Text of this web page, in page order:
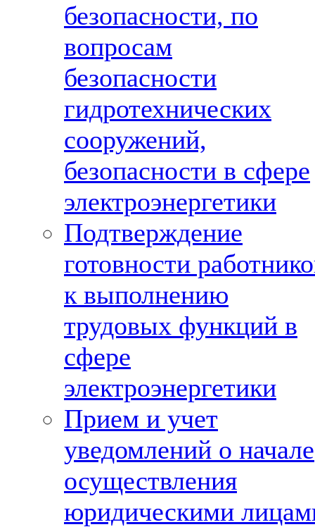
безопасности, по
вопросам
безопасности
гидротехнических
сооружений,
безопасности в сфере
электроэнергетики
Подтверждение
готовности
к выполнению
трудовых функций в
сфере
электроэнергетики
Прием и учет
уведомлений о начале
осуществления
юридическими